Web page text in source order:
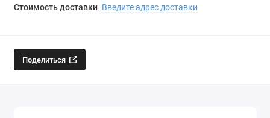
Стоимость доставки Введите адрес доставки
Поделиться